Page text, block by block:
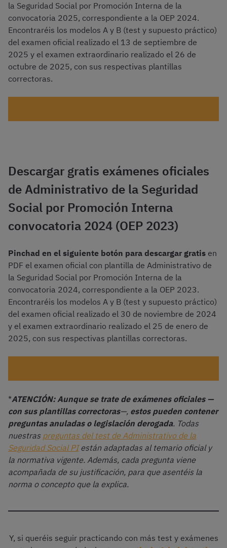
la Seguridad Social por Promoción Interna de la
convocatoria 2025, correspondiente a la OEP 2024.
Encontraréis los modelos A y B (test y supuesto práctico)
del examen oficial realizado el 13 de septiembre de
2025 y el examen extraordinario realizado el 26 de
octubre de 2025, con sus respectivas plantillas
correctoras.
Descargar gratis exámenes oficiales
de Administrativo de la Seguridad
Social por Promoción Interna
convocatoria 2024 (OEP 2023)
Pinchad en el siguiente botón para descargar gratis en
PDF el examen oficial con plantilla de Administrativo de
la Seguridad Social por Promoción Interna de la
convocatoria 2024, correspondiente a la OEP 2023.
Encontraréis los modelos A y B (test y supuesto práctico)
del examen oficial realizado el 30 de noviembre de 2024
y el examen extraordinario realizado el 25 de enero de
2025, con sus respectivas plantillas correctoras.
*ATENCIÓN: Aunque se trate de exámenes oficiales —
con sus plantillas correctoras—, estos pueden contener
preguntas anuladas o legislación derogada. Todas
nuestras preguntas del test de Administrativo de la
Seguridad Social PIestán adaptadas al temario oficial y
la normativa vigente. Además, cada pregunta viene
acompañada de su justificación, para que asentéis la
norma o concepto que la explica.
Y, si queréis seguir practicando con más test y exámenes